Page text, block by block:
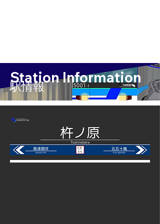
Station Information
​駅情報